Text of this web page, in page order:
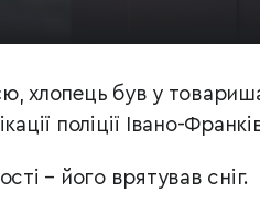
хлопець був у
поліції Івано-
– його врятував сніг.